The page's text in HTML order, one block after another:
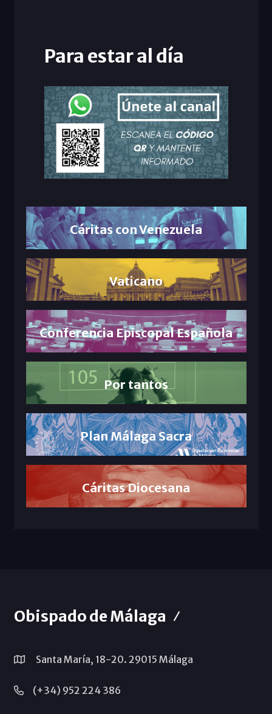
Para estar al día
Cáritas con Venezuela
Vaticano
Conferencia Episcopal Española
Por tantos
Plan Málaga Sacra
Cáritas Diocesana
Obispado de Málaga
Santa María, 18-20. 29015 Málaga
(+34) 952 224 386